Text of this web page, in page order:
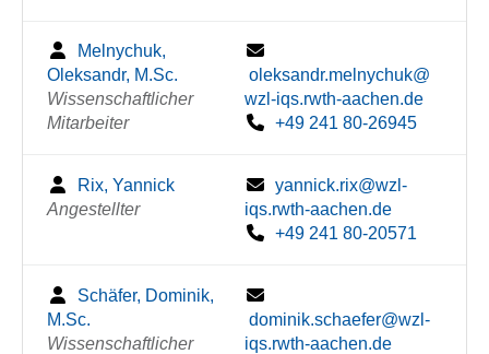
Melnychuk,
Oleksandr, M.Sc.
Wissenschaftlicher
Mitarbeiter
oleksandr.melnychuk@
wzl-iqs.rwth-aachen.de
+49 241 80-26945
Rix, Yannick
Angestellter
yannick.rix@wzl-
iqs.rwth-aachen.de
+49 241 80-20571
Schäfer, Dominik,
M.Sc.
Wissenschaftlicher
dominik.schaefer@wzl-
iqs.rwth-aachen.de